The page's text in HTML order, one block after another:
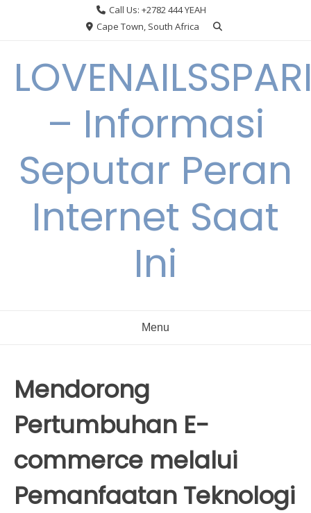
Call Us: +2782 444 YEAH
Cape Town, South Africa
– Informasi
Seputar Peran
Internet Saat
Ini
Menu
Mendorong
Pertumbuhan E-
commerce melalui
Pemanfaatan Teknologi